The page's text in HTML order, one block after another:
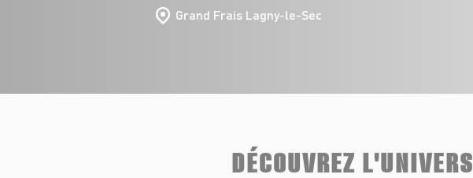
Grand Frais Lagny-le-Sec
DÉCOUVREZ L'UNIVERS